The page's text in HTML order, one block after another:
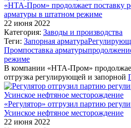
«НТА-Пром» продолжает поставку
арматуры в штатном режиме
22 июня 2022
Категория: Заводы и производства
Теги: Запорная арматура
Промпоставка арматуры
режиме
В компании «НТА-Пром»
отгрузка регулирующей и запорной
«Регулятор» отгрузил партию
Усинское нефтяное месторождение
22 июня 2022